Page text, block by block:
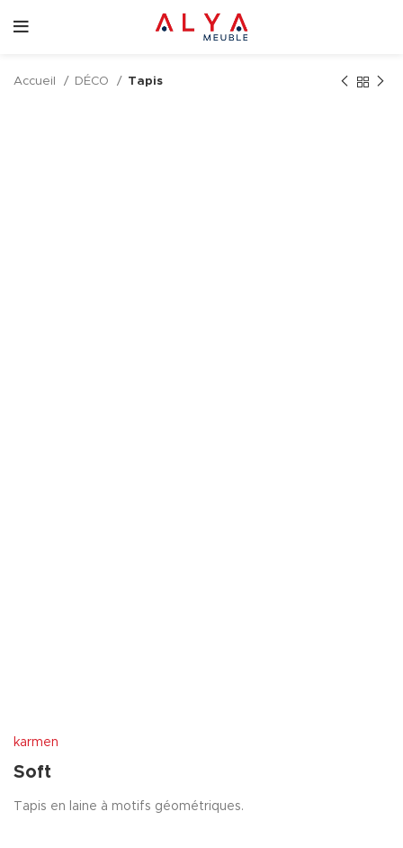
Accueil DÉCO Tapis
karmen
Soft
Tapis en laine à motifs géométriques.